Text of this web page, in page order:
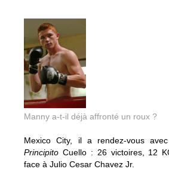
Manny a-t-il déjà affronté un roux ?
Mexico City, il a rendez-vous avec
Principito Cuello : 26 victoires, 12
face à Julio Cesar Chavez Jr.